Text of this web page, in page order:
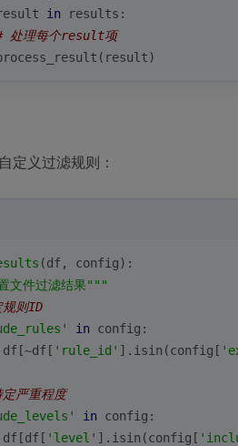
in results:
处理每个result项
定义过滤规则：
(df, config):
文件过滤结果"""
则ID
in config:
'rule_id' ].isin(config[
严重程度
in config:
'level' ].isin(config[